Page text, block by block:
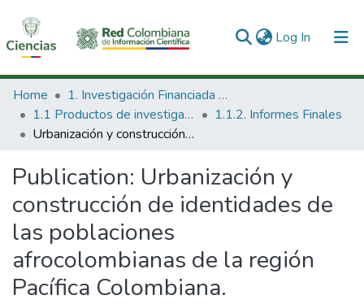
Log In (current)
Communities & Collections
All of DSpace
Home
1. Investigación Financiada con Recursos Públicos
1.1 Productos de investigación
1.1.2. Informes Finales
Urbanización y construcción de identidades de las poblaciones afrocolombianas de la región Pacífica Colombiana.
Publication: Urbanización y
construcción de identidades de
las poblaciones
afrocolombianas de la región
Pacífica Colombiana.